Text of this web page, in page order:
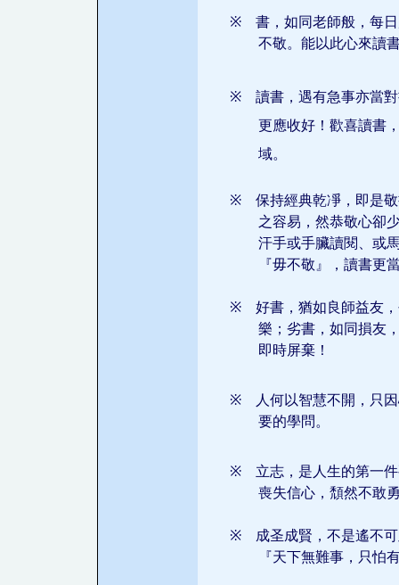
※ 書，如同老師般，每
不敬。能以此心來讀
※ 讀書，遇有急事亦當
更應收好！歡喜讀書
域。
※ 保持經典乾凈，即是
之容易，然恭敬心卻
汗手或手臟讀閱、或
『毋不敬』，讀書更
※ 好書，猶如良師益友
樂；劣書，如同損友
即時屏棄！
※
人何以智慧不開，只
要的學問。
※ 立志，是人生的第一
喪失信心，頹然不敢
※
成圣成賢，不是遙不
『天下無難事，只怕